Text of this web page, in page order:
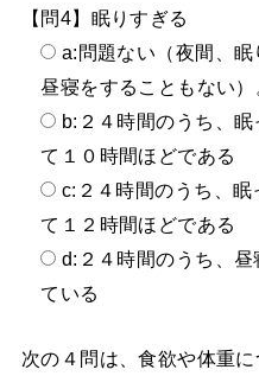
【問4】眠りすぎる
a:問題ない（夜間、
昼寝をすることもない）
b:２４時間のうち、
て１０時間ほどである
c:２４時間のうち、
て１２時間ほどである
d:２４時間のうち、
ている
次の４問は、食欲や体重に